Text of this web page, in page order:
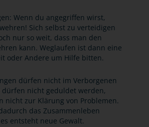
Wenn du angegriffen wirst,
Sich selbst zu verteidigen
nur so weit, dass man den
kann. Weglaufen ist dann eine
oder Andere um Hilfe bitten.
dürfen nicht im Verborgenen
dürfen nicht geduldet werden,
nicht zur Klärung von Problemen.
das Zusammenleben
entsteht neue Gewalt.